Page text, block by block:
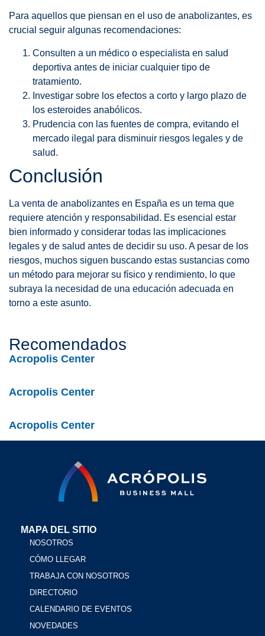
Para aquellos que piensan en el uso de anabolizantes, es
crucial seguir algunas recomendaciones:
Consulten a un médico o especialista en salud
deportiva antes de iniciar cualquier tipo de
tratamiento.
Investigar sobre los efectos a corto y largo plazo de
los esteroides anabólicos.
Prudencia con las fuentes de compra, evitando el
mercado ilegal para disminuir riesgos legales y de
salud.
Conclusión
La venta de anabolizantes en España es un tema que
requiere atención y responsabilidad. Es esencial estar
bien informado y considerar todas las implicaciones
legales y de salud antes de decidir su uso. A pesar de los
riesgos, muchos siguen buscando estas sustancias como
un método para mejorar su físico y rendimiento, lo que
subraya la necesidad de una educación adecuada en
torno a este asunto.
Recomendados
Acropolis Center
Acropolis Center
Acropolis Center
MAPA DEL SITIO
NOSOTROS
CÓMO LLEGAR
TRABAJA CON NOSOTROS
DIRECTORIO
CALENDARIO DE EVENTOS
NOVEDADES